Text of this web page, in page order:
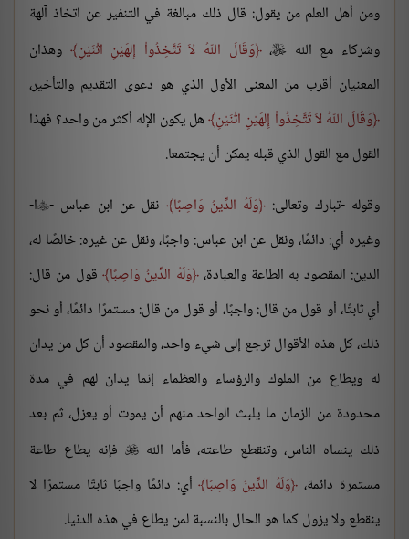
ومن أهل العلم من يقول: قال ذلك مبالغة في التنفير عن اتخاذ آلهة
وشركاء مع الله
، وَقَالَ اللّهُ لاَ تَتَّخِذُواْ إِلهَيْنِ اثْنَيْنِ
وهذان
المعنيان أقرب من المعنى الأول الذي هو دعوى التقديم والتأخير،
وَقَالَ اللّهُ لاَ تَتَّخِذُواْ إِلهَيْنِ اثْنَيْنِ هل يكون الإله أكثر من واحد؟ فهذا
القول مع القول الذي قبله يمكن أن يجتمعا.
وقوله -تبارك وتعالى: وَلَهُ الدِّينُ وَاصِبًا نقل عن ابن عباس -ا-
وغيره أي: دائمًا، ونقل عن ابن عباس: واجبًا، ونقل عن غيره: خالصًا له،
الدين: المقصود به الطاعة والعبادة، وَلَهُ الدِّينُ وَاصِبًا قول من قال:
أي ثابتًا، أو قول من قال: واجبًا، أو قول من قال: مستمرًا دائمًا، أو نحو
ذلك، كل هذه الأقوال ترجع إلى شيء واحد، والمقصود أن كل من يدان
له ويطاع من الملوك والرؤساء والعظماء إنما يدان لهم في مدة
محدودة من الزمان ما يلبث الواحد منهم أن يموت أو يعزل، ثم بعد
ذلك ينساه الناس، وتنقطع طاعته، فأما الله فإنه يطاع طاعة
مستمرة دائمة، وَلَهُ الدِّينُ وَاصِبًا أي: دائمًا واجبًا ثابتًا مستمرًا لا
ينقطع ولا يزول كما هو الحال بالنسبة لمن يطاع في هذه الدنيا.